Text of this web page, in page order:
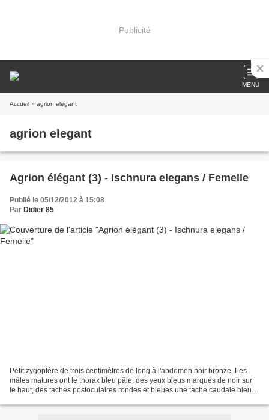
Publicité
MENU
Accueil » agrion elegant
agrion elegant
Agrion élégant (3) - Ischnura elegans / Femelle
Publié le 05/12/2012 à 15:08
Par Didier 85
Petit zygoptère de trois centimètres de long à l'abdomen noir bronze. Les
mâles matures ont le thorax bleu pâle, des yeux bleus marqués de noir sur
le haut, des taches postoculaires rondes et bleues,une tache caudale bleue